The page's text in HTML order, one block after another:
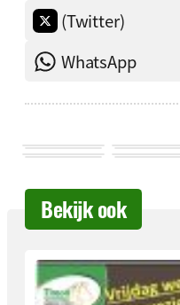
(Twitter)
WhatsApp
Bekijk ook